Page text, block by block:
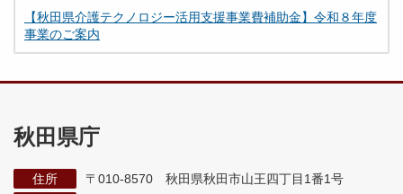
【秋田県介護テクノロジー活用支援事業費補助金】令和８年度
事業のご案内
秋田県庁
住所
〒010-8570 秋田県秋田市山王四丁目1番1号